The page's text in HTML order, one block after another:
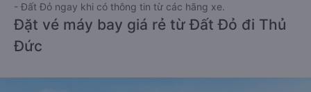
- Đất Đỏ ngay khi có thông tin từ các hãng xe.
Đặt vé máy bay giá rẻ từ Đất Đỏ đi Thủ
Đức